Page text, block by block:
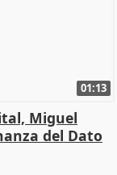
01:13
Miguel
del Dato